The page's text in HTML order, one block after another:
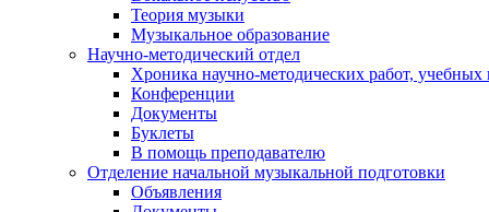
Теория музыки
Музыкальное образование
Научно-методический отдел
Хроника научно-методических работ,
Конференции
Документы
Буклеты
В помощь преподавателю
Отделение начальной музыкальной подготовки
Объявления